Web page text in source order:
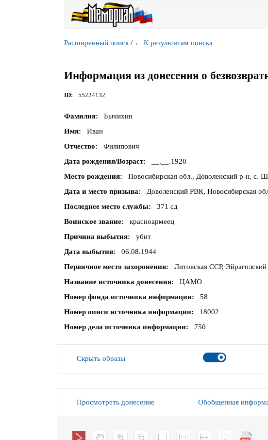
Расширенный поиск / ← К результатам поиска
Информация из донесения о
ID 55234132
Фамилия
Бычихин
Имя
Иван
Отчество
Филипович
Дата рождения/Возраст
__.__.1920
Место рождения
Новосибирская обл., Доволенский р-н, с.
Дата и место призыва
Доволенский РВК, Новосибирская
Последнее место службы
371 сд
Воинское звание
красноармеец
Причина выбытия
убит
Дата выбытия
06.08.1944
Первичное место захоронения
Литовская ССР,
Название источника донесения
ЦАМО
Номер фонда источника информации
58
Номер описи источника информации
18002
Номер дела источника информации
750
Скрыть образы
Просмотреть донесение Обобщенная